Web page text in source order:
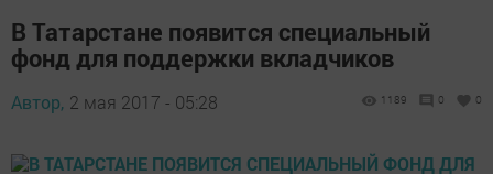
В Татарстане появится специальный
фонд для поддержки вкладчиков
Автор, 2 мая 2017 - 05:28 1189 0 0